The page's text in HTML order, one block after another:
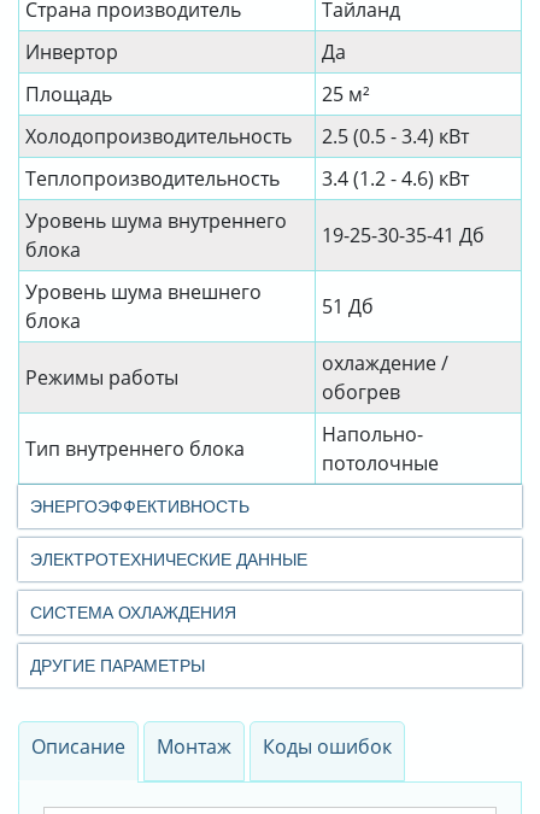
Страна производитель
Тайланд
Инвертор
Да
Площадь
25 м²
Холодопроизводительность
2.5 (0.5 - 3.4) кВт
Теплопроизводительность
3.4 (1.2 - 4.6) кВт
Уровень шума внутреннего
блока
19-25-30-35-41 Дб
Уровень шума внешнего
блока
51 Дб
Режимы работы
охлаждение /
обогрев
Тип внутреннего блока
Напольно-
потолочные
ЭНЕРГОЭФФЕКТИВНОСТЬ
ЭЛЕКТРОТЕХНИЧЕСКИЕ ДАННЫЕ
СИСТЕМА ОХЛАЖДЕНИЯ
ДРУГИЕ ПАРАМЕТРЫ
Описание Монтаж Коды ошибок